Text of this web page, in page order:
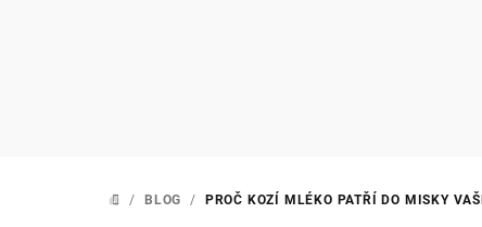
DOMŮ
/ BLOG / PROČ KOZÍ MLÉKO PATŘÍ DO MISKY